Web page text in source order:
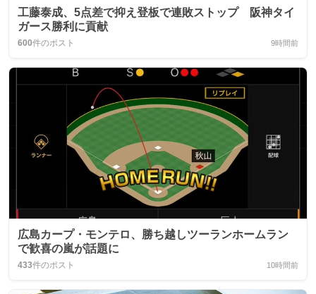
工藤泰成、5点差で抑え登板で連敗ストップ 阪神タイ
ガース勝利に貢献
600件のポスト 9時間前
広島カープ・モンテロ、勝ち越しツーランホームラン
で歓喜の嵐が話題に
433件のポスト 10時間前